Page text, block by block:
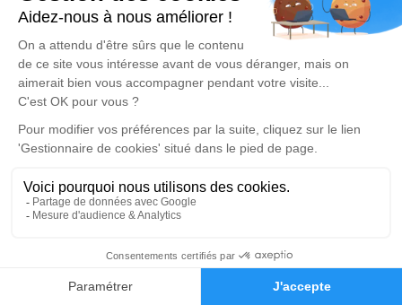
Faire-part Hommages
poèmes ou des textes. Cet endroit est un lieu
d'expression dédié à honorer la mémoire de Bruno
JAHIER.
Un service de plantation d’arbre hommage est
disponible ici.
Je rends hommage
Cérémonie religieuse
Église de Thaumiers